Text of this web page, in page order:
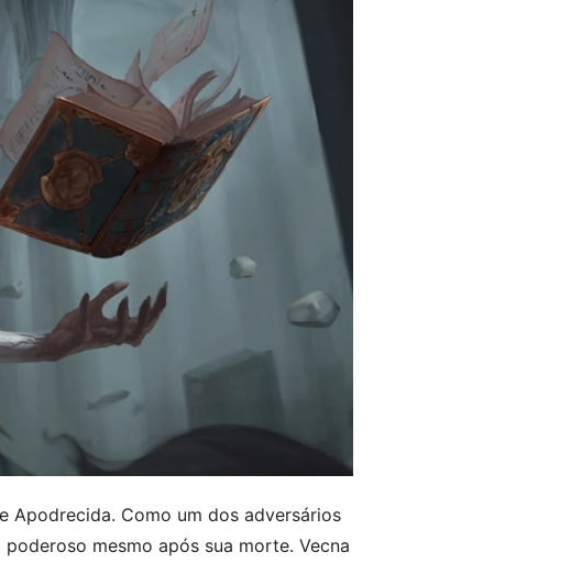
Apodrecida. Como um dos adversários
mesmo após sua morte. Vecna